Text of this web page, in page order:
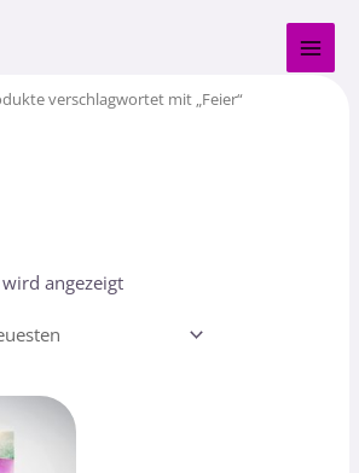
verschlagwortet mit „Feier“
angezeigt